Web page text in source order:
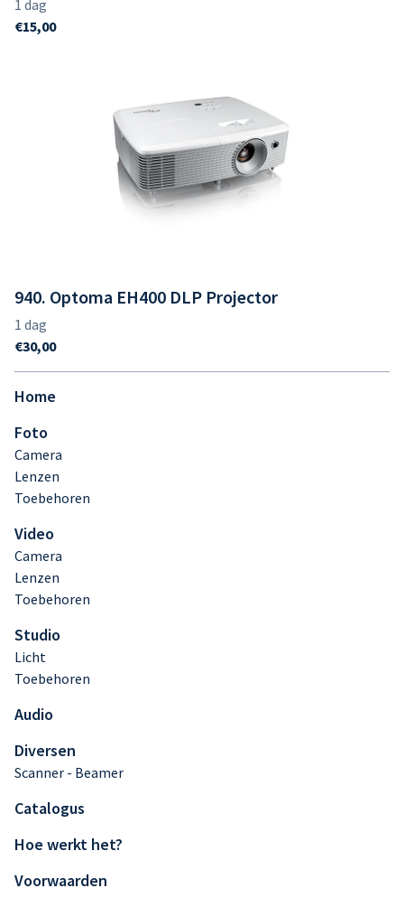
940. Optoma EH400 DLP Projector
Home
Foto
Camera
Lenzen
Toebehoren
Video
Camera
Lenzen
Toebehoren
Studio
Licht
Toebehoren
Audio
Diversen
Scanner - Beamer
Catalogus
Hoe werkt het?
Voorwaarden